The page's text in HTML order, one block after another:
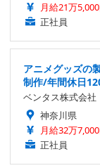
月給21万
正社員
アニメグッズの
制作/年間休日
ベンタス株式会社
神奈川県
月給32万
正社員